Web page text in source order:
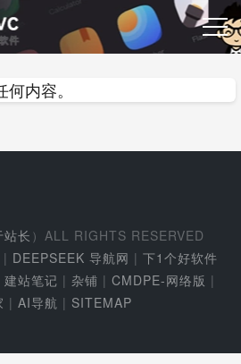
内容。
站长 ）ALL RIGHTS RESERVED
| DEEPSEEK 导航网 | 下1个好软件
建站笔记 | 杂铺 | CMDPE-网络版 |
| AI导航 | SITEMAP